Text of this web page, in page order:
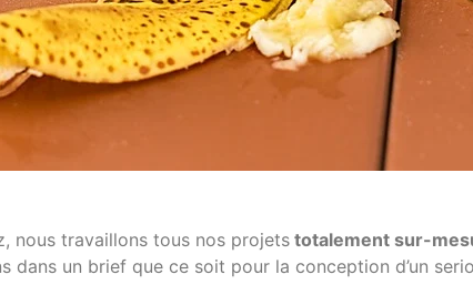
nous travaillons tous nos projetstotalement sur-
dans un brief que ce soit pour la conception d’un